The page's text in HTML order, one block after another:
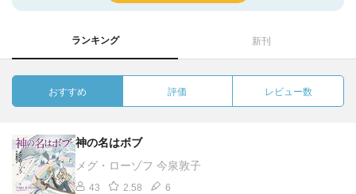
ランキング 新刊
おすすめ 評価 レビュー数
神の名はボブ
メグ・ローゾフ 今泉敦子
43 2.58 6